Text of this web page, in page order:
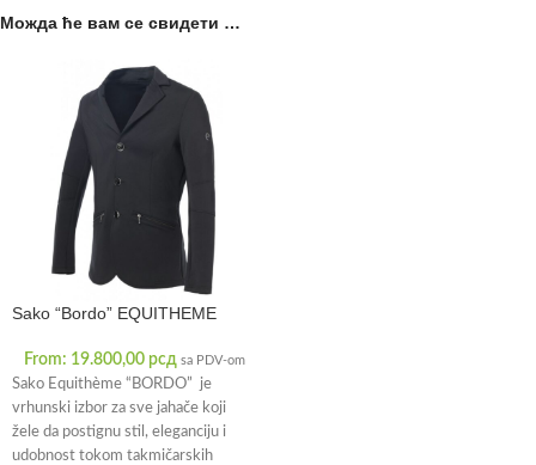
Можда ће вам се свидети …
Sako “Bordo” EQUITHEME
From: 19.800,00 рсд sa PDV-om
Sako Equithème “BORDO” je
vrhunski izbor za sve jahače koji
žele da postignu stil, eleganciju i
udobnost tokom takmičarskih